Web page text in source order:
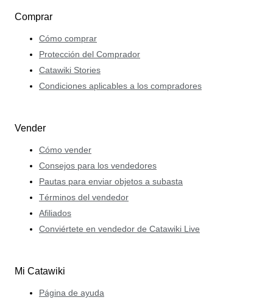
Comprar
Cómo comprar
Protección del Comprador
Catawiki Stories
Condiciones aplicables a los compradores
Vender
Cómo vender
Consejos para los vendedores
Pautas para enviar objetos a subasta
Términos del vendedor
Afiliados
Conviértete en vendedor de Catawiki Live
Mi Catawiki
Página de ayuda